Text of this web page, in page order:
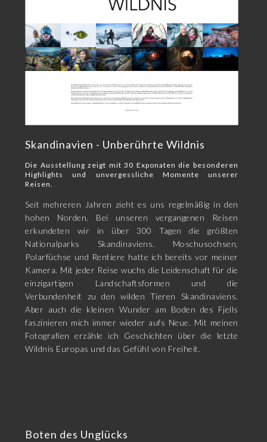
Skandinavien - Unberührte Wildnis
Die Ausstellung zeigt mit 30 Exponaten die besonderen
Highlights und unvergessliche Momente unserer
Reisen.
Seit mehreren Jahren zieht es uns regelmäßig in den
hohen Norden. Bei unseren vergangenen Reisen
erkundeten wir in über 300 Tagen die größten
Nationalparks Skandinaviens. Moschusochsen,
Polarfüchse und Rentiere hatte ich bereits vor meiner
Kamera. Mit jeder Reise wuchs die Leidenschaft für die
einzigartigen Landschaftsformen und die
Verbundenheit zu den wilden Tieren Skandinaviens.
Aber auch die kleinen Wunder am Boden des Fjells
faszinieren mich immer wieder aufs Neue. Mit meinen
Fotografien erzähle ich Geschichten über die letzte
Wildnis Europas und das Gefühl von Freiheit.
Boten des Unglücks